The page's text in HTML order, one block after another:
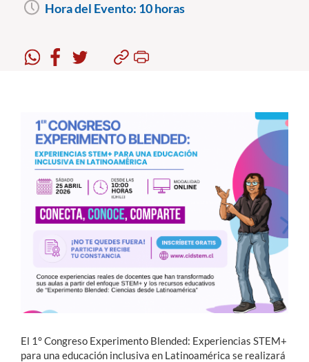
Postgrado
Estudiantes
Académicos
Funcionarios
Alumni
English
Hora del Evento: 10 horas
El 1° Congreso Experimento Blended: Experiencias STEM+
para una educación inclusiva en Latinoamérica se realizará